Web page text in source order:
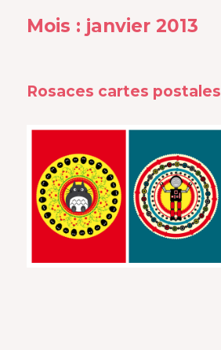
Mois : janvier 2013
Rosaces cartes postales